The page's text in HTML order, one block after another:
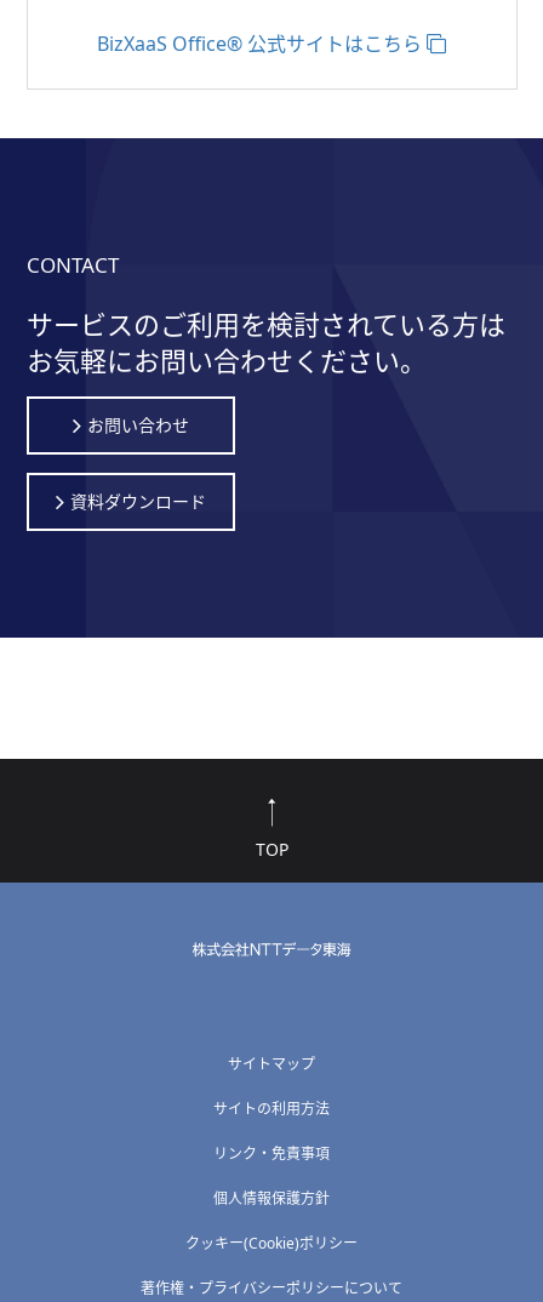
BizXaaS Office® 公式サイトはこちら
CONTACT
サービスのご利用を検討されている方は
お気軽にお問い合わせください。
お問い合わせ
資料ダウンロード
TOP
サイトマップ
サイトの利用方法
リンク・免責事項
個人情報保護方針
クッキー(Cookie)ポリシー
著作権・プライバシーポリシーについて